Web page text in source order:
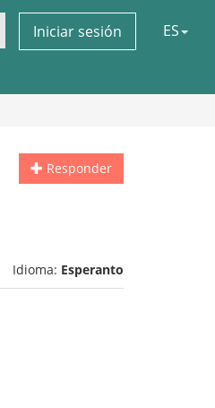
Iniciar sesión ES
Responder
Idioma: Esperanto